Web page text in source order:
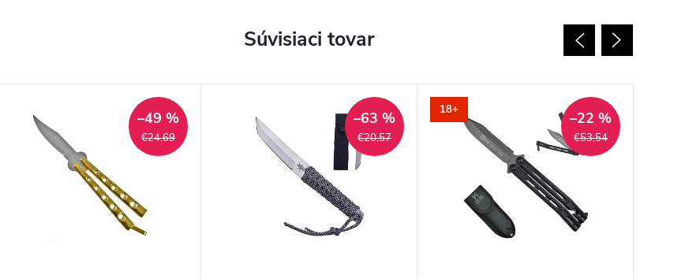
Súvisiaci tovar
€24,69
–49 %
€20,57
–63 % 18+
€53,54
–22 %